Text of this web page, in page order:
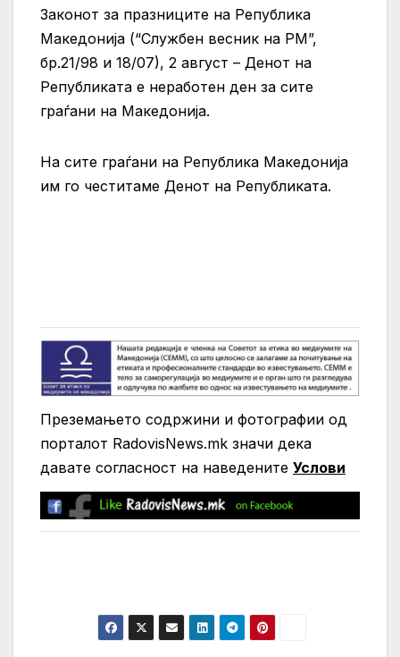
Законот за празниците на Република
Македонија (“Службен весник на РМ”,
бр.21/98 и 18/07), 2 август – Денот на
Републиката е неработен ден за сите
граѓани на Македонија.
На сите граѓани на Република Македонија
им го честитаме Денот на Републиката.
Преземањето содржини и фотографии од
порталот RadovisNews.mk значи дека
давате согласност на нaведените Услови